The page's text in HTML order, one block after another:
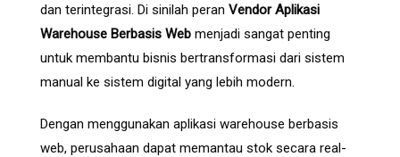
dan terintegrasi. Di sinilah peran Vendor Aplikasi
Warehouse Berbasis Web menjadi sangat penting
untuk membantu bisnis bertransformasi dari sistem
manual ke sistem digital yang lebih modern.
Dengan menggunakan aplikasi warehouse berbasis
web, perusahaan dapat memantau stok secara real-